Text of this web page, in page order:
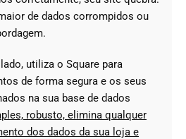
de dados corrompidos ou
utiliza o Square para
de forma segura e os seus
na sua base de dados
robusto, elimina qualquer
dos dados da sua loja e